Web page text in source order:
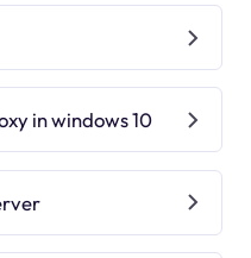
in windows 10